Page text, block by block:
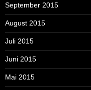
September 2015
August 2015
Juli 2015
Juni 2015
Mai 2015